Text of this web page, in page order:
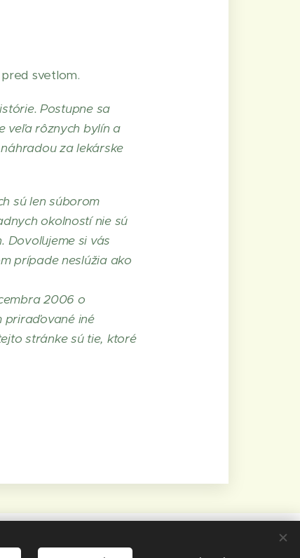
svetlom.
Postupne sa
veľa rôznych bylín a
za lekárske
sú len súborom
okolností nie sú
Dovoľujeme si vás
prípade neslúžia ako
2006 o
priraďované iné
stránke sú tie, ktoré